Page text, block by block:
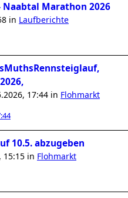
Marathon 2026
in Laufberichte
17:44 in Flohmarkt
10.5. abzugeben
15:15 in Flohmarkt